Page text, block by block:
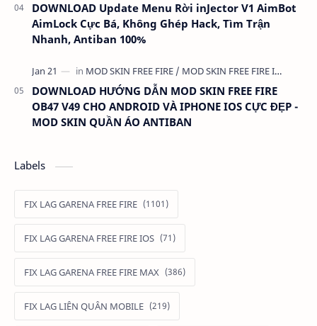
DOWNLOAD Update Menu Rời inJector V1 AimBot
AimLock Cực Bá, Không Ghép Hack, Tìm Trận
Nhanh, Antiban 100%
DOWNLOAD HƯỚNG DẪN MOD SKIN FREE FIRE
OB47 V49 CHO ANDROID VÀ IPHONE IOS CỰC ĐẸP -
MOD SKIN QUẦN ÁO ANTIBAN
Labels
FIX LAG GARENA FREE FIRE
FIX LAG GARENA FREE FIRE IOS
FIX LAG GARENA FREE FIRE MAX
FIX LAG LIÊN QUÂN MOBILE